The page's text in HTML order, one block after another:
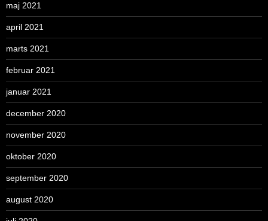
maj 2021
april 2021
marts 2021
februar 2021
januar 2021
december 2020
november 2020
oktober 2020
september 2020
august 2020